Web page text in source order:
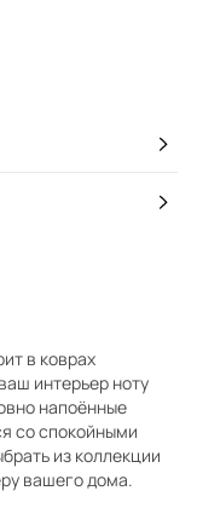
в коврах
интерьер ноту
напоённые
со спокойными
из коллекции
вашего дома.